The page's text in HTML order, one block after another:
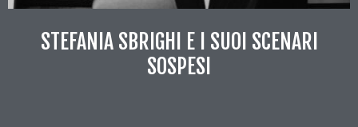
STEFANIA SBRIGHI E I SUOI SCENARI
SOSPESI